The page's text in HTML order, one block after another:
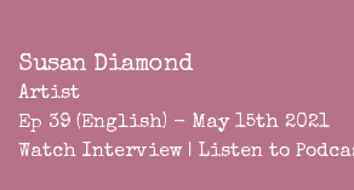
Susan Diamond
Artist
Ep 39 (English) - May 15th 2021
Watch Interview | Listen to